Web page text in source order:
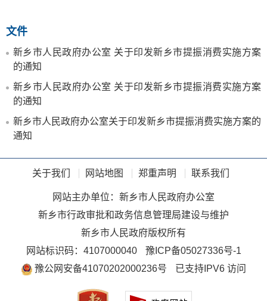
文件
新乡市人民政府办公室 关于印发新乡市提振消费实施方案
的通知
新乡市人民政府办公室 关于印发新乡市提振消费实施方案
的通知
新乡市人民政府办公室关于印发新乡市提振消费实施方案的
通知
关于我们 网站地图 郑重声明 联系我们
网站主办单位：新乡市人民政府办公室
新乡市行政审批和政务信息管理局建设与维护
新乡市人民政府版权所有
网站标识码：4107000040
豫ICP备05027336号-1
豫公网安备41070202000236号
已支持IPV6 访问